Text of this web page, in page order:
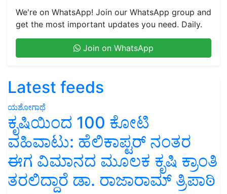
We're on WhatsApp! Join our WhatsApp group and
get the most important updates you need. Daily.
Join on WhatsApp
Latest feeds
ಯಶೋಗಾಥೆ
ಕೃಷಿಯಿಂದ 100 ಕೋಟಿ
ವಹಿವಾಟು: ಹೆಲಿಕಾಪ್ಟರ್ ನಂತರ
ಈಗ ವಿಮಾನದ ಮೂಲಕ ಕೃಷಿ ಕ್ರಾಂತಿ
ತರಲಿದ್ದಾರೆ ಡಾ. ರಾಜಾರಾಮ್ ತ್ರಿಪಾಠಿ